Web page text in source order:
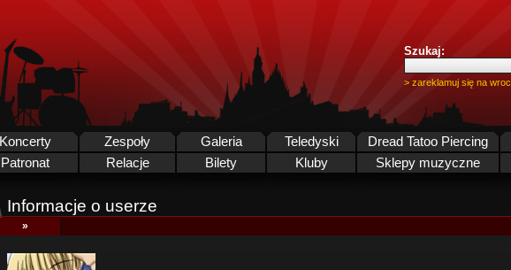
Szukaj:
> zareklamuj się na
Koncerty Zespoły Galeria Teledyski Dread Tatoo Piercing
Patronat Relacje Bilety Kluby Sklepy muzyczne
Informacje o userze
»